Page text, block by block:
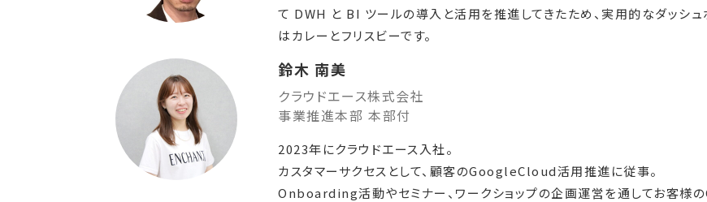
て DWH と BI ツールの導入と活用を推進してきたため、実用的なダッシュ
はカレーとフリスビーです。
鈴木 南美
クラウドエース株式会社
事業推進本部 本部付
2023年にクラウドエース入社。
カスタマーサクセスとして、顧客のGoogleCloud活用推進に従事。
Onboarding活動やセミナー、ワークショップの企画運営を通してお客様